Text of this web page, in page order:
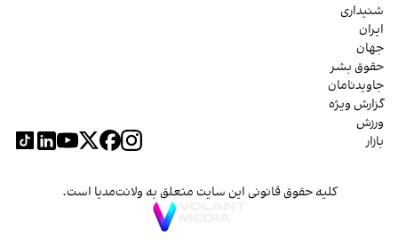
شنیداری
ایران
جهان
حقوق بشر
جاویدنامان
گزارش ویژه
ورزش
بازار
کلیه حقوق قانونی این سایت متعلق به ولانت‌مدیا است.